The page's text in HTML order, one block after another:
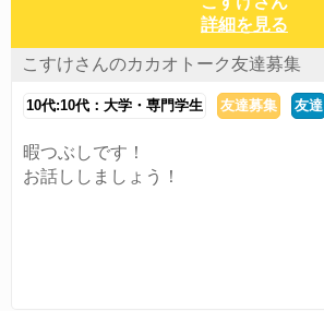
詳細を見る
こすけさんのカカオトーク友達募集
10代:10代：大学・専門学生 友達募集 友達
暇つぶしです！
お話ししましょう！